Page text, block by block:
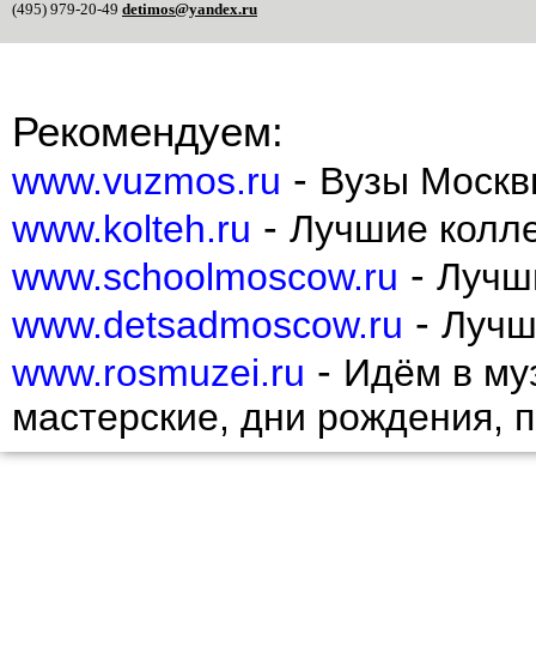
(495) 979-20-49 detimos@yandex.ru
Рекомендуем:
www.vuzmos.ru - Вузы
www.kolteh.ru - Лучшие
www.schoolmoscow.ru -
www.detsadmoscow.ru -
www.rosmuzei.ru - Идём в
мастерские, дни рождения,